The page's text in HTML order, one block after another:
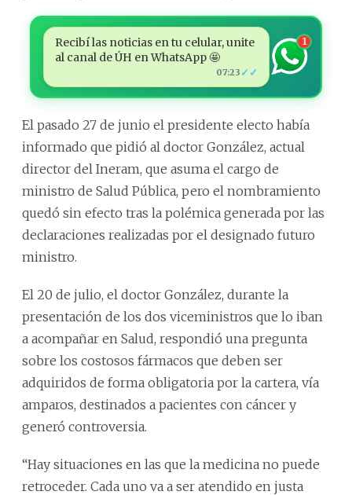
Recibí las noticias en tu celular, unite
al canal de ÚH en WhatsApp 🤩
07:23 ✓✓
1
El pasado 27 de junio el presidente electo había
informado que pidió al doctor González, actual
director del Ineram, que asuma el cargo de
ministro de Salud Pública, pero el nombramiento
quedó sin efecto tras la polémica generada por las
declaraciones realizadas por el designado futuro
ministro.
El 20 de julio, el doctor González, durante la
presentación de los dos viceministros que lo iban
a acompañar en Salud, respondió una pregunta
sobre los costosos fármacos que deben ser
adquiridos de forma obligatoria por la cartera, vía
amparos, destinados a pacientes con cáncer y
generó controversia.
“Hay situaciones en las que la medicina no puede
retroceder. Cada uno va a ser atendido en justa